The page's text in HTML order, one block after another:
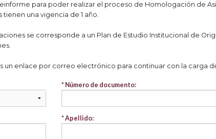
para poder realizar el proceso de Homologación de
una vigencia de 1 año.
se corresponde a un Plan de Estudio Institucional de
un enlace por correo electrónico para continuar con la carga